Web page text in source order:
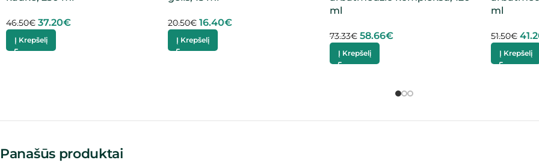
46.50€ 37.20€
Į Krepšelį
20.50€ 16.40€
Į Krepšelį
ml
73.33€ 58.66€
Į Krepšelį
ml
51.50€
Į Krepšelį
Panašūs produktai